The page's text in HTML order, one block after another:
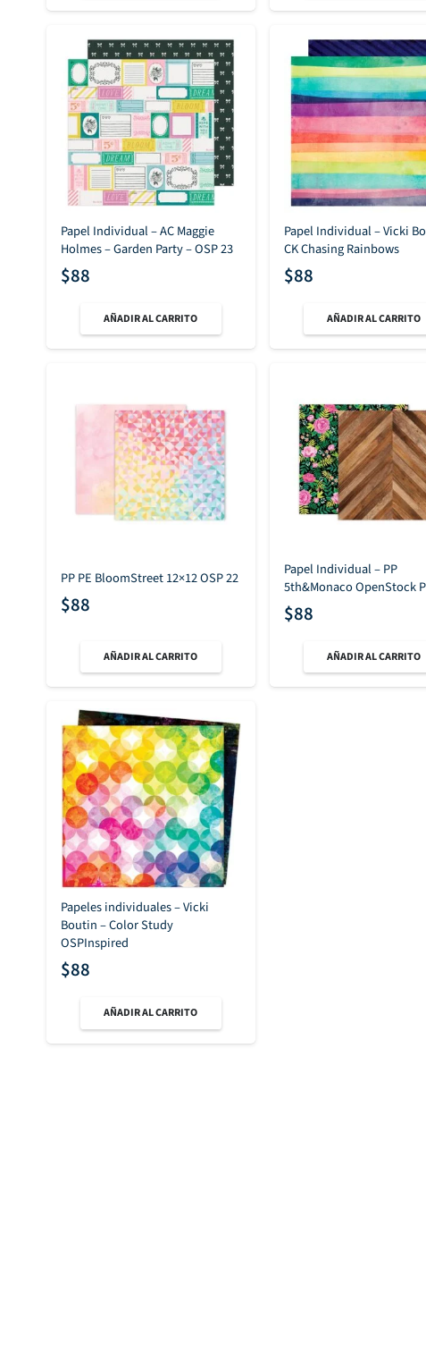
Papel Individual – AC Maggie
Holmes – Garden Party – OSP 23
$88
AÑADIR AL CARRITO
Papel Individual – Vicki
CK Chasing Rainbows
$88
AÑADIR AL CARRITO
PP PE BloomStreet 12×12 OSP 22
$88
AÑADIR AL CARRITO
Papel Individual – PP
5th&Monaco OpenStock
$88
AÑADIR AL CARRITO
Papeles individuales – Vicki
Boutin – Color Study
OSPInspired
$88
AÑADIR AL CARRITO